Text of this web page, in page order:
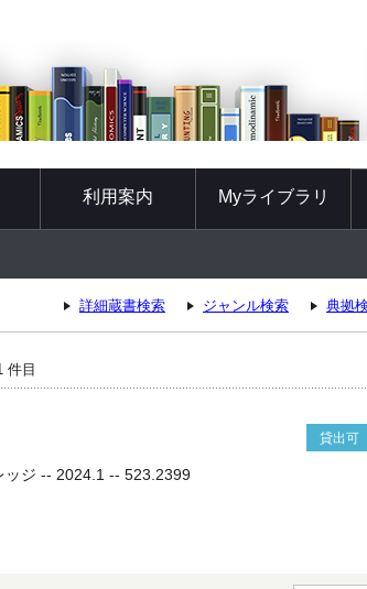
利用案内 Myライブラリ
詳細蔵書検索 ジャンル検索 典拠
件目
貸出可
ッジ -- 2024.1 -- 523.2399